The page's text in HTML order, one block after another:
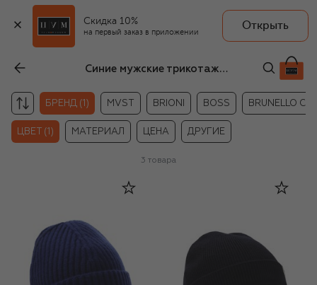
Скидка 10%
на первый заказ в приложении
Открыть
Синие мужские трикотажные головные уборы Jil Sander
БРЕНД (1) MVST BRIONI BOSS BRUNELLO
ЦВЕТ (1) МАТЕРИАЛ ЦЕНА ДРУГИЕ
3 товара